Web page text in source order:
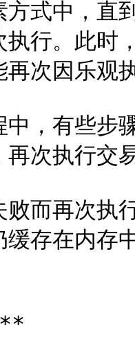
式中，直
执行。此时
再次因乐观
，有些步
再次执行交
败而再次执
缓存在内存